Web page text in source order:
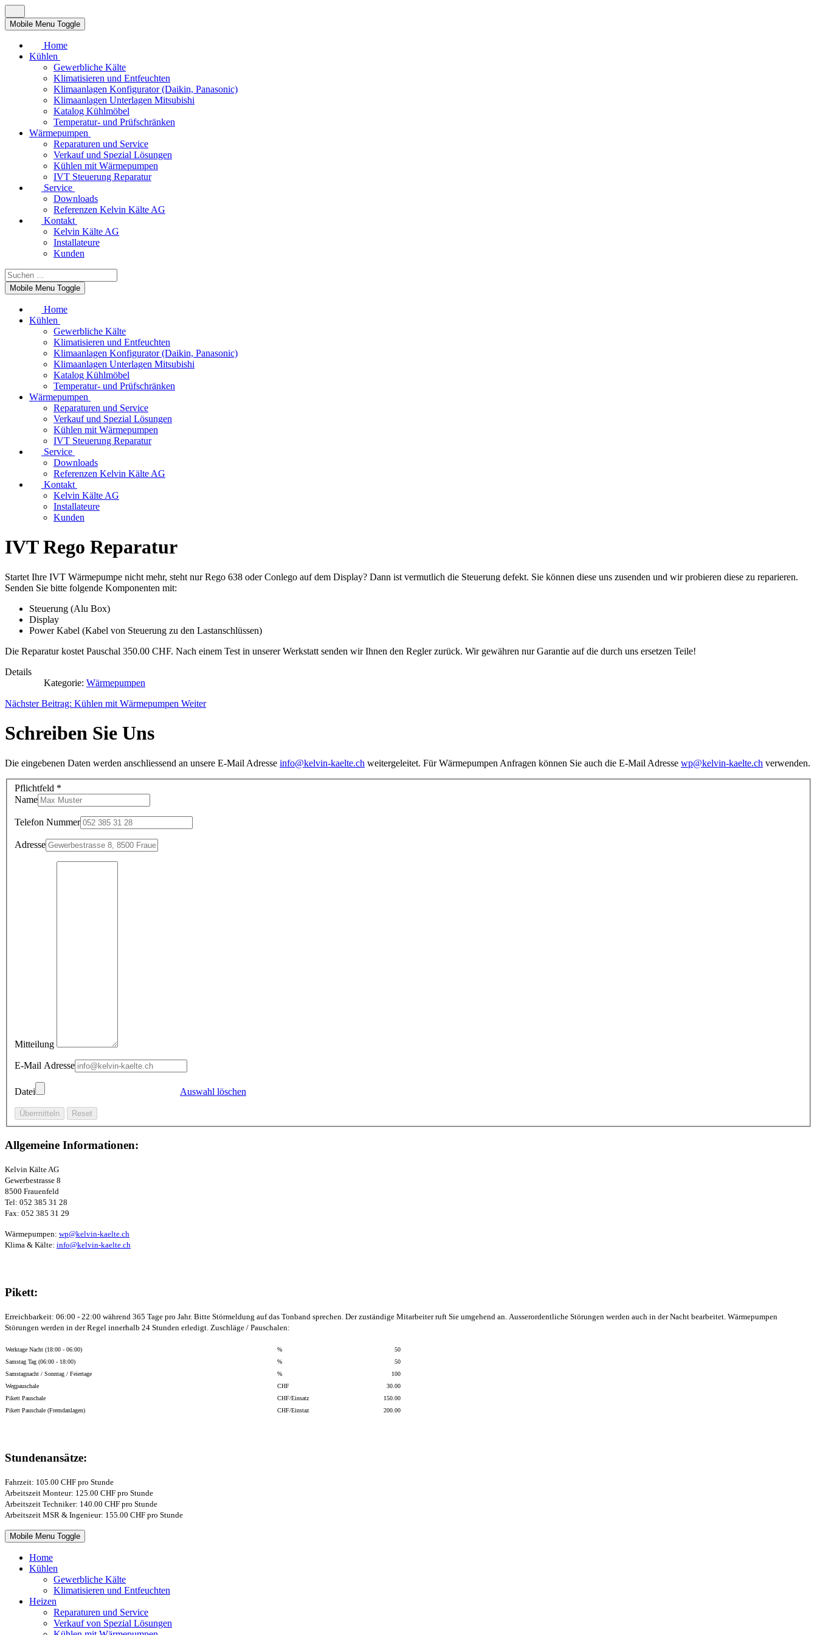
Mobile Menu Toggle
Home
Kühlen
Gewerbliche Kälte
Klimatisieren und Entfeuchten
Klimaanlagen Konfigurator (Daikin, Panasonic)
Klimaanlagen Unterlagen Mitsubishi
Katalog Kühlmöbel
Temperatur- und Prüfschränken
Wärmepumpen
Reparaturen und Service
Verkauf und Spezial Lösungen
Kühlen mit Wärmepumpen
IVT Steuerung Reparatur
Service
Downloads
Referenzen Kelvin Kälte AG
Kontakt
Kelvin Kälte AG
Installateure
Kunden
Mobile Menu Toggle
Home
Kühlen
Gewerbliche Kälte
Klimatisieren und Entfeuchten
Klimaanlagen Konfigurator (Daikin, Panasonic)
Klimaanlagen Unterlagen Mitsubishi
Katalog Kühlmöbel
Temperatur- und Prüfschränken
Wärmepumpen
Reparaturen und Service
Verkauf und Spezial Lösungen
Kühlen mit Wärmepumpen
IVT Steuerung Reparatur
Service
Downloads
Referenzen Kelvin Kälte AG
Kontakt
Kelvin Kälte AG
Installateure
Kunden
IVT Rego Reparatur
Startet Ihre IVT Wärmepumpe nicht mehr, steht nur Rego 638 oder Conlego auf dem Display? Dann ist vermutlich die Steuerung defekt. Sie können diese uns zusenden und wir probieren diese zu reparieren.
Senden Sie bitte folgende Komponenten mit:
Steuerung (Alu Box)
Display
Power Kabel (Kabel von Steuerung zu den Lastanschlüssen)
Die Reparatur kostet Pauschal 350.00 CHF. Nach einem Test in unserer Werkstatt senden wir Ihnen den Regler zurück. Wir gewähren nur Garantie auf die durch uns ersetzen Teile!
Details
Kategorie: Wärmepumpen
Nächster Beitrag: Kühlen mit Wärmepumpen Weiter
Schreiben Sie Uns
Die eingebenen Daten werden anschliessend an unsere E-Mail Adresse info@kelvin-kaelte.ch weitergeleitet. Für Wärmepumpen Anfragen können Sie auch die E-Mail Adresse wp@kelvin-kaelte.ch verwenden.
Pflichtfeld *
Name
Telefon Nummer
Adresse
Mitteilung
E-Mail Adresse
Datei Auswahl löschen
Allgemeine Informationen:
Kelvin Kälte AG
Gewerbestrasse 8
8500 Frauenfeld
Tel: 052 385 31 28
Fax: 052 385 31 29
Wärmepumpen: wp@kelvin-kaelte.ch
Klima & Kälte: info@kelvin-kaelte.ch
Pikett:
Erreichbarkeit: 06:00 - 22:00 während 365 Tage pro Jahr. Bitte Störmeldung auf das Tonband sprechen. Der zuständige Mitarbeiter ruft Sie umgehend an. Ausserordentliche Störungen werden auch in der Nacht bearbeitet. Wärmepumpen
Störungen werden in der Regel innerhalb 24 Stunden erledigt. Zuschläge / Pauschalen:
Werktage Nacht (18:00 - 06:00) %
50
Samstag Tag (06:00 - 18:00)
%
50
Samstagnacht / Sonntag / Feiertage
%
100
Wegpauschale
CHF
30.00
Pikett Pauschale
CHF/Einsatz
150.00
Pikett Pauschale (Fremdanlagen)
CHF/Einstaz 200.00
Stundenansätze:
Fahrzeit: 105.00 CHF pro Stunde
Arbeitszeit Monteur: 125.00 CHF pro Stunde
Arbeitszeit Techniker: 140.00 CHF pro Stunde
Arbeitszeit MSR & Ingenieur: 155.00 CHF pro Stunde
Mobile Menu Toggle
Home
Kühlen
Gewerbliche Kälte
Klimatisieren und Entfeuchten
Heizen
Reparaturen und Service
Verkauf von Spezial Lösungen